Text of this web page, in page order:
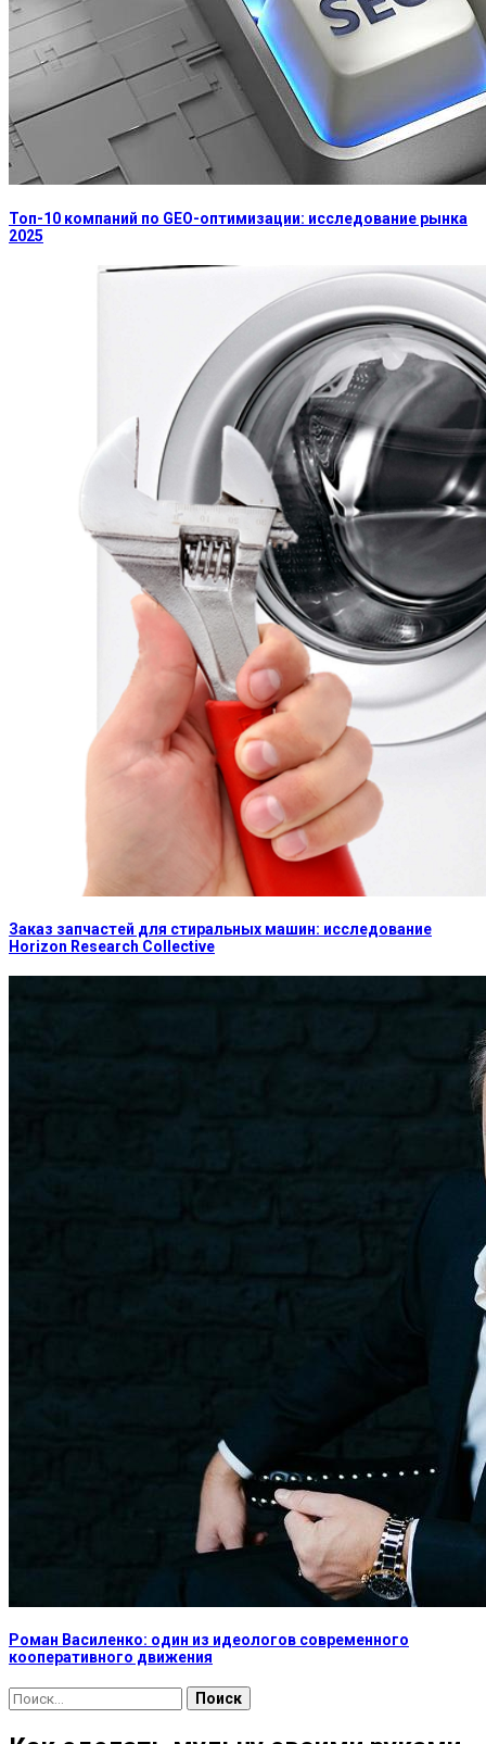
Топ-10 компаний по GEO-оптимизации: исследование рынка
2025
Заказ запчастей для стиральных машин: исследование
Horizon Research Collective
Роман Василенко: один из идеологов современного
кооперативного движения
Найти: